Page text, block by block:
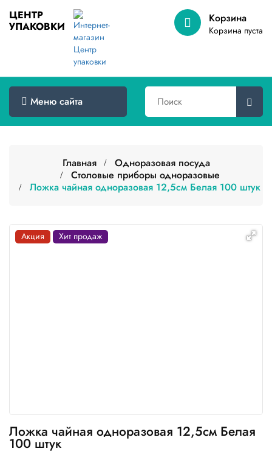
ЦЕНТР
УПАКОВКИ
Корзина
Корзина пуста
Меню сайта
Меню
Товары
оптом
Сертификаты
О
Контакты
Пакеты
Товары
Главная
Одноразовая посуда
Столовые приборы одноразовые
Ложка чайная одноразовая 12,5см Белая 100 штук
Акция Хит продаж
Ложка чайная одноразовая 12,5см Белая
100 штук